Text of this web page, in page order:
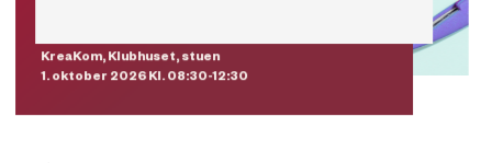
KreaKom, Klubhuset, stuen
1. oktober 2026 Kl. 08:30-12:30